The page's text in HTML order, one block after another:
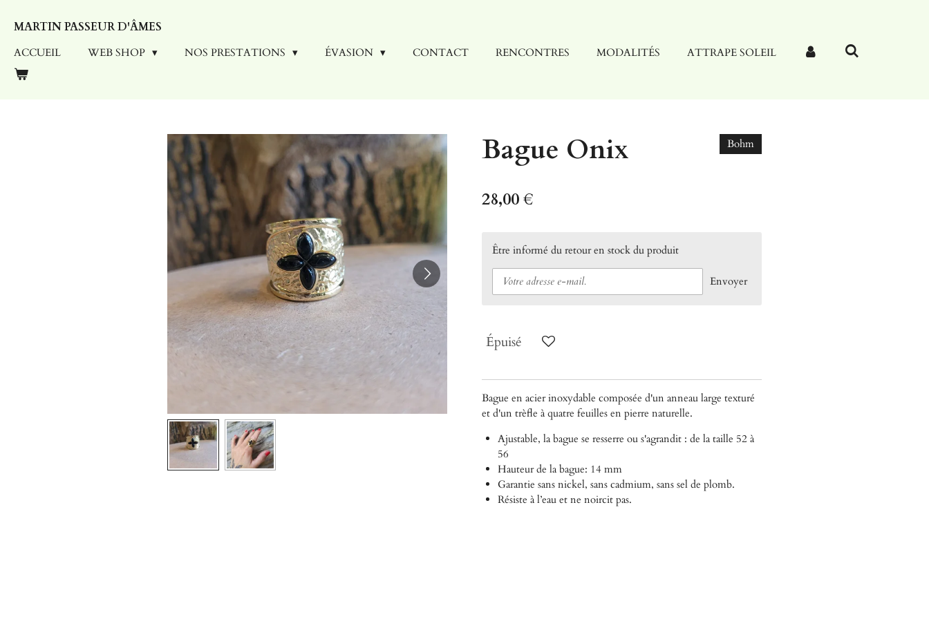
au
principal
MARTIN PASSEUR D'ÂMES
ACCUEIL WEB SHOP NOS PRESTATIONS ÉVASION CONTACT RENCONTRES MODALITÉS ATTRAPE SOLEIL
Bague Onix Bohm
28,00 €
Être informé du retour en stock du produit
Envoyer
Épuisé
Bague en acier inoxydable composée d'un anneau large texturé
et d'un trèfle à quatre feuilles en pierre naturelle.
Ajustable, la bague se resserre ou s'agrandit : de la taille 52 à
56
Hauteur de la bague: 14 mm
Garantie sans nickel, sans cadmium, sans sel de plomb.
Résiste à l’eau et ne noircit pas.